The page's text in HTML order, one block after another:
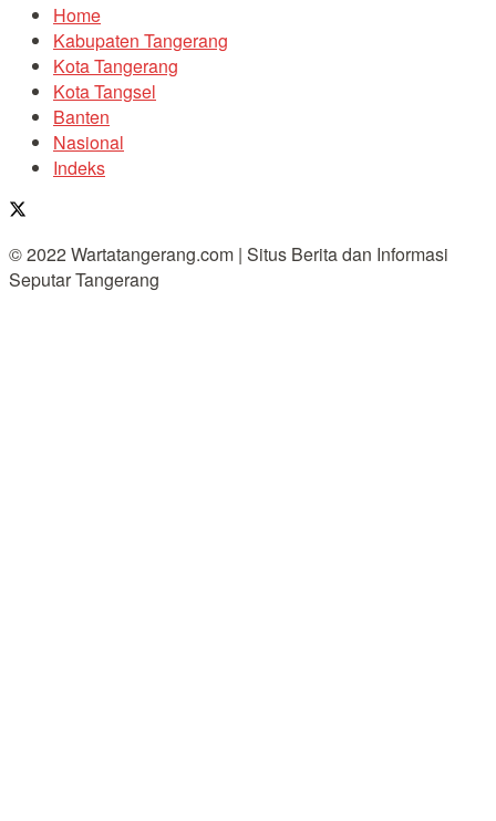
Home
Kabupaten Tangerang
Kota Tangerang
Kota Tangsel
Banten
Nasional
Indeks
© 2022 Wartatangerang.com | Situs Berita dan Informasi
Seputar Tangerang